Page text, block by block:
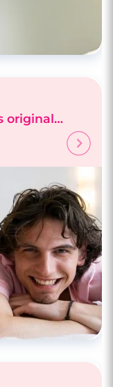
original…